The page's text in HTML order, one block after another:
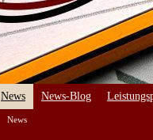
News News-Blog
News